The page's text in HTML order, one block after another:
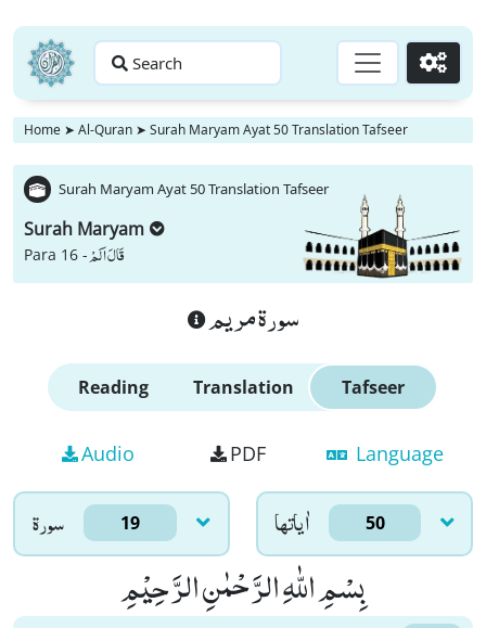
Search Go
Home ➤ Al-Quran ➤ Surah Maryam Ayat 50 Translation Tafseer
Surah Maryam Ayat 50 Translation Tafseer
Surah Maryam
Para 16 -قَالَ اَلَمْ
سورة مريم
Reading Translation Tafseer
Audio PDF Language
سورۃ 19 اٰياتها 50
بِسْمِ اللّٰهِ الرَّحْمٰنِ الرَّحِیْمِ